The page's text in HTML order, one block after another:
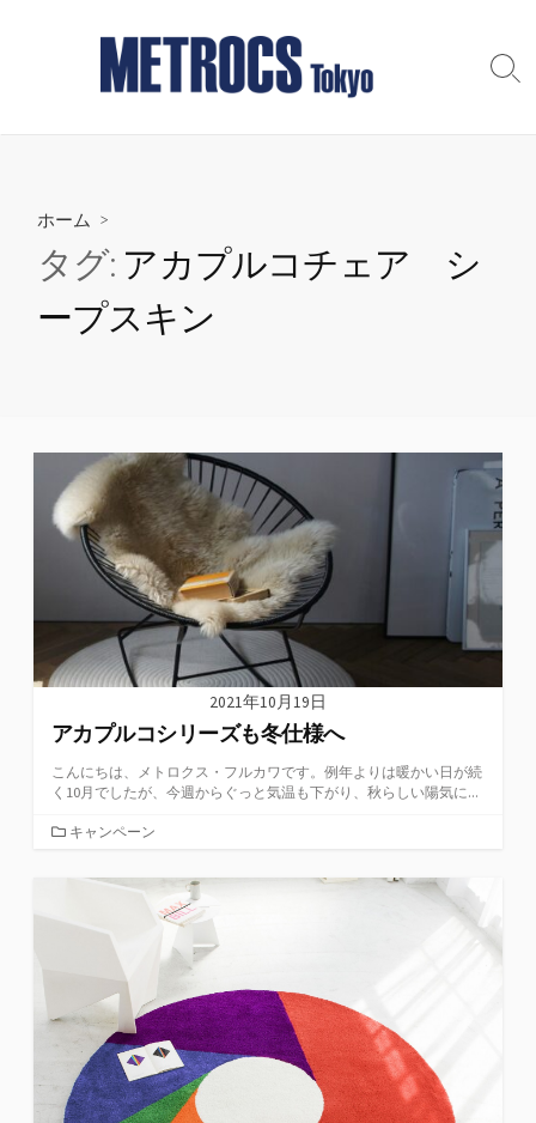
ツ
検
ホーム >
タグ: アカプルコチェア シ
ープスキン
2021年10月19日
アカプルコシリーズも冬仕様へ
こんにちは、メトロクス・フルカワです。例年よりは暖かい日が続
く10月でしたが、今週からぐっと気温も下がり、秋らしい陽気に...
カ
ゴ
キャンペーン